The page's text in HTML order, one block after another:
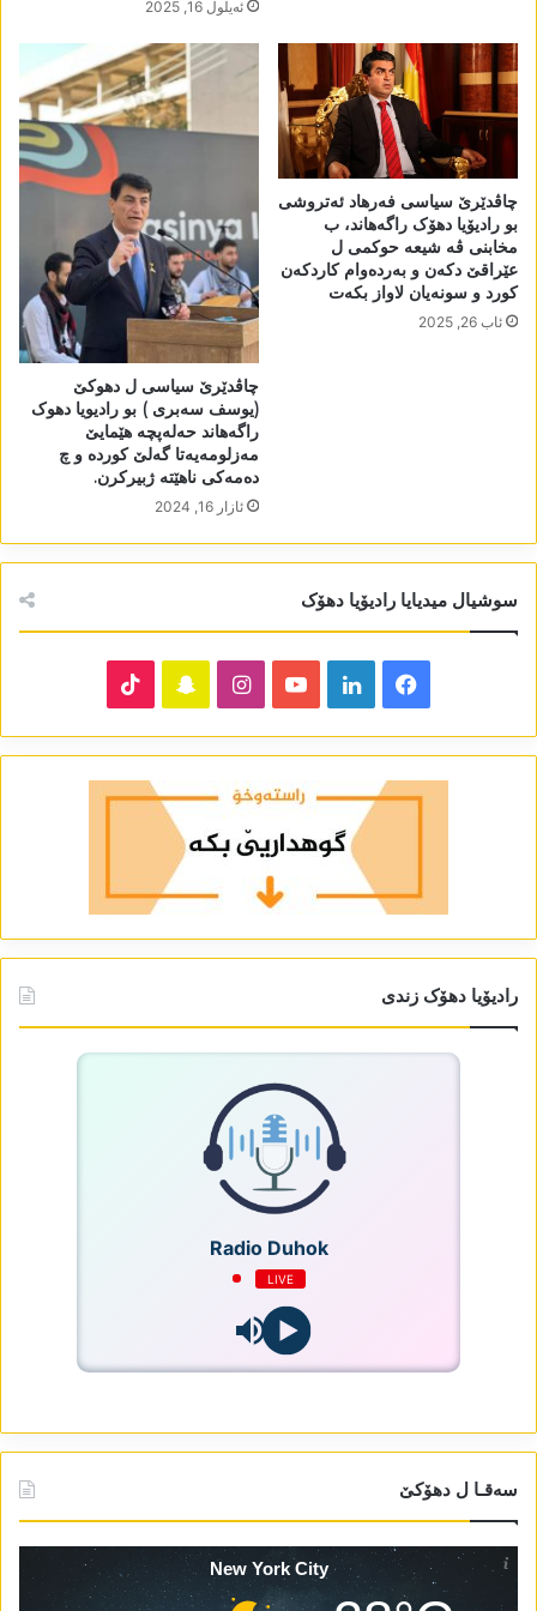
ئه‌یلول 16, 2025
چاڤدێرێ سیاسی فەرھاد ئەتروشی
بو رادیۆیا دھۆک راگەھاند، ب
مخابنی ڤە شیعە حوکمی ل
عێراقێ دکەن و بەردەوام کاردکەن
کورد و سونەیان لاواز بکەت
ئاب 26, 2025
چاڤدێرێ سیاسی ل دھوکێ
(یوسف سەبری ) بو رادیویا دھوک
راگەھاند حەلەپچە ھێمایێ
مەزلومەیەتا گەلێ کوردە و چ
دەمەکی ناھێتە ژبیرکرن.
ئازار 16, 2024
سوشیال میدیایا رادیۆیا دھۆک
Facebook
LinkedIn
YouTube
Instagram
Snapchat
رادیۆیا دھۆک زندی
Radio Duhok
LIVE
سەقـا ل دھۆکێ
New York City